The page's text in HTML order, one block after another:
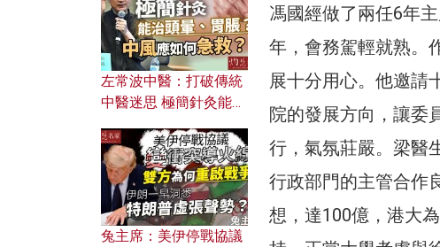
馮國經做了兩任6年
年，會務駕輕就熟。
展十分用心。他邀請
院的發展方向，讓委
行，氣氛莊嚴。梁醫
行政部門的主管合作
想，達100億，港大
落地？
左常波中醫：打破傳統
中醫迷思 極簡針灸能治
何急救？
兔主席：美伊停戰協議